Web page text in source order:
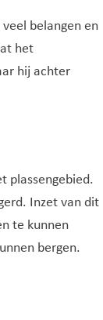
belangen en
het
hij achter
plassengebied.
Inzet van dit
te kunnen
bergen.